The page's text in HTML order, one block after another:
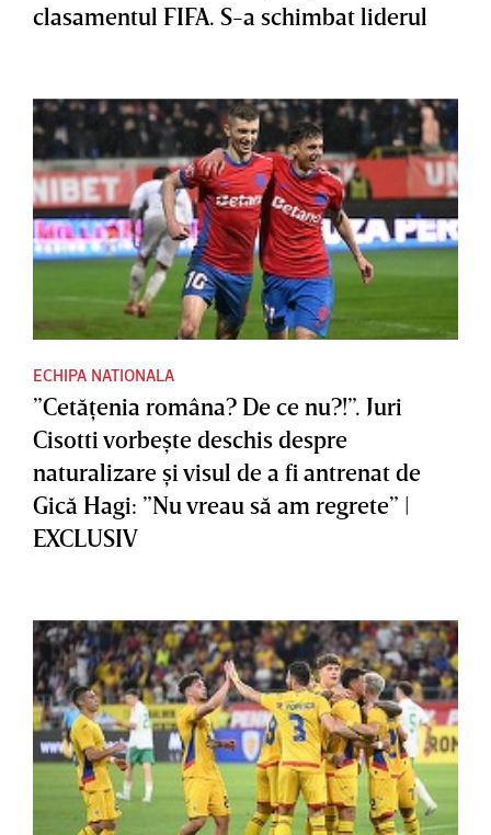
clasamentul FIFA. S-a schimbat liderul
ECHIPA NATIONALA
”Cetăţenia româna? De ce nu?!”. Juri
Cisotti vorbeşte deschis despre
naturalizare şi visul de a fi antrenat de
Gică Hagi: ”Nu vreau să am regrete” |
EXCLUSIV